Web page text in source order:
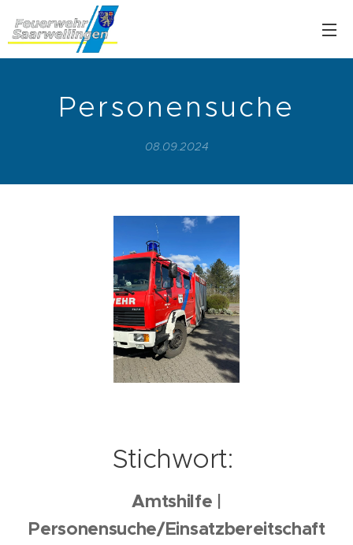
Personensuche
08.09.2024
Stichwort:
Amtshilfe |
Personensuche/Einsatzbereitschaft